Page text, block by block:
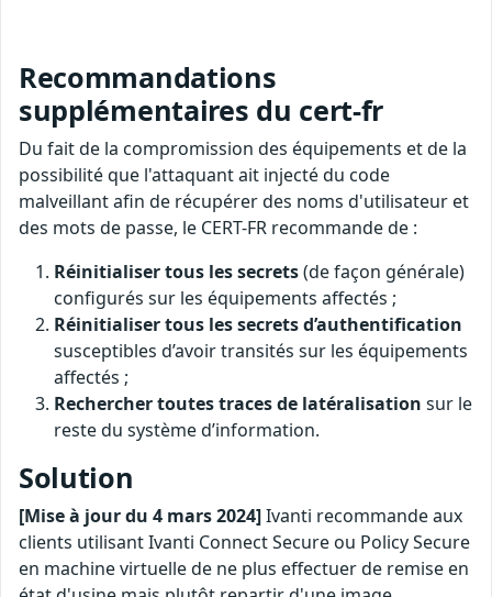
Recommandations
supplémentaires du cert-fr
Du fait de la compromission des équipements et de la
possibilité que l'attaquant ait injecté du code
malveillant afin de récupérer des noms d'utilisateur et
des mots de passe, le CERT-FR recommande de :
Réinitialiser tous les secrets(de façon générale)
configurés sur les équipements affectés ;
Réinitialiser tous les secrets d’authentification
susceptibles d’avoir transités sur les équipements
affectés ;
Rechercher toutes traces de latéralisation sur le
reste du système d’information.
Solution
[Mise à jour du 4 mars 2024]Ivanti recommande aux
clients utilisant Ivanti Connect Secure ou Policy Secure
en machine virtuelle de ne plus effectuer de remise en